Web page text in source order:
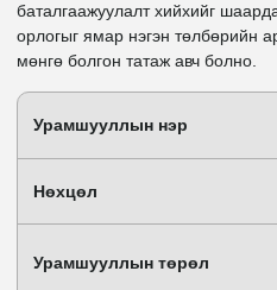
баталгаажуулалт хийхийг
орлогыг ямар нэгэн төлбөрийн
мөнгө болгон татаж авч болно.
Урамшууллын нэр
Нөхцөл
Урамшууллын төрөл